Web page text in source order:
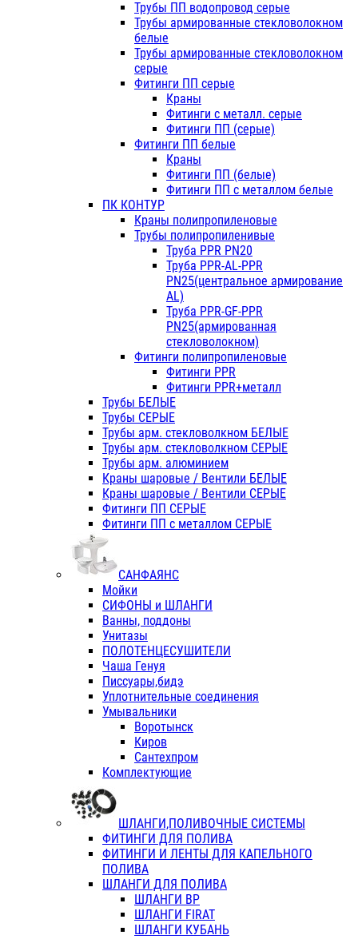
Трубы ПП водопровод серые
Трубы армированные стекловолокном
белые
Трубы армированные стекловолокном
серые
Фитинги ПП серые
Краны
Фитинги с металл. серые
Фитинги ПП (серые)
Фитинги ПП белые
Краны
Фитинги ПП (белые)
Фитинги ПП с металлом белые
ПК КОНТУР
Краны полипропиленовые
Трубы полипропиленивые
Труба PPR PN20
Труба PPR-AL-PPR
PN25(центральное армирование
AL)
Труба PPR-GF-PPR
PN25(армированная
стекловолокном)
Фитинги полипропиленовые
Фитинги PPR
Фитинги PPR+металл
Трубы БЕЛЫЕ
Трубы СЕРЫЕ
Трубы арм. стекловолкном БЕЛЫЕ
Трубы арм. стекловолкном СЕРЫЕ
Трубы арм. алюминием
Краны шаровые / Вентили БЕЛЫЕ
Краны шаровые / Вентили СЕРЫЕ
Фитинги ПП СЕРЫЕ
Фитинги ПП с металлом СЕРЫЕ
САНФАЯНС
Мойки
СИФОНЫ и ШЛАНГИ
Ванны, поддоны
Унитазы
ПОЛОТЕНЦЕСУШИТЕЛИ
Чаша Генуя
Писсуары,бидэ
Уплотнительные соединения
Умывальники
Воротынск
Киров
Сантехпром
Комплектующие
ШЛАНГИ,ПОЛИВОЧНЫЕ СИСТЕМЫ
ФИТИНГИ ДЛЯ ПОЛИВА
ФИТИНГИ И ЛЕНТЫ ДЛЯ КАПЕЛЬНОГО
ПОЛИВА
ШЛАНГИ ДЛЯ ПОЛИВА
ШЛАНГИ ВР
ШЛАНГИ FIRAT
ШЛАНГИ КУБАНЬ